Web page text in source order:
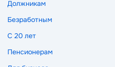
Должникам
Безработным
С 20 лет
Пенсионерам